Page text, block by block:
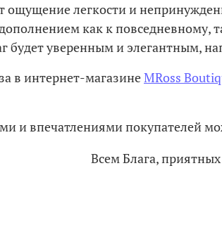
легкости и
как к повседневному,
будет уверенным и элегантным,
в интернет-магазинеMRoss
и впечатлениями покупателей
Всем Блага,